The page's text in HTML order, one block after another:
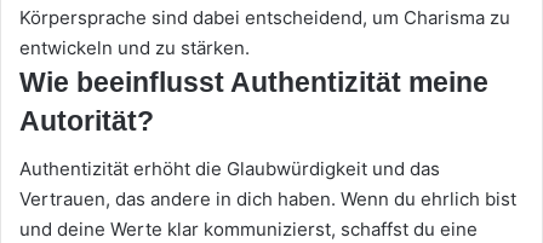
Körpersprache sind dabei entscheidend, um Charisma zu
entwickeln und zu stärken.
Wie beeinflusst Authentizität meine
Autorität?
Authentizität erhöht die Glaubwürdigkeit und das
Vertrauen, das andere in dich haben. Wenn du ehrlich bist
und deine Werte klar kommunizierst, schaffst du eine